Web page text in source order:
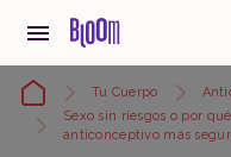
Tu Cuerpo
Sexo sin riesgos o por
anticonceptivo más